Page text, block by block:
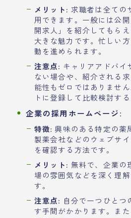
メリット: 求職者は全ての
用できます。一般には公
開求人」を紹介してもら
大きな魅力です。忙しい
動を進められます。
注意点: キャリアアドバイ
ない場合や、紹介される
能性もゼロではありませ
トに登録して比較検討す
企業の採用ホームページ:
特徴: 興味のある特定の薬
製薬会社などのウェブサ
を確認する方法です。
メリット: 無料で、企業の
場の雰囲気などを深く理
す。
注意点: 自分で一つひとつ
す手間がかかります。ま